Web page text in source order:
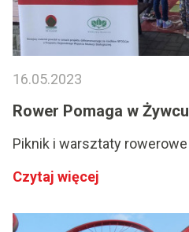
16.05.2023
Rower Pomaga w Żywcu
Piknik i warsztaty rowerowe
Czytaj więcej